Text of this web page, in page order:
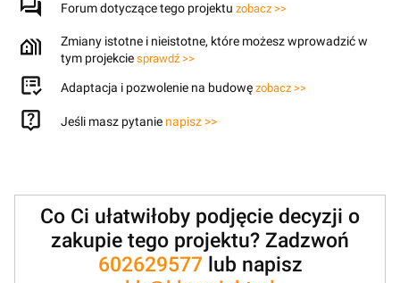
Forum dotyczące tego projektu zobacz >>
Zmiany istotne i nieistotne, które możesz wprowadzić w
tym projekcie sprawdź >>
Adaptacja i pozwolenie na budowę zobacz >>
Jeśli masz pytanie napisz >>
Co Ci ułatwiłoby podjęcie decyzji o
zakupie tego projektu? Zadzwoń
602629577lub napisz